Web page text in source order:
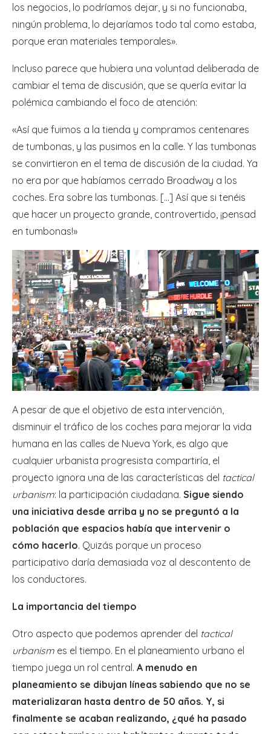
los negocios, lo podríamos dejar, y si no funcionaba,
ningún problema, lo dejaríamos todo tal como estaba,
porque eran materiales temporales».
Incluso parece que hubiera una voluntad deliberada de
cambiar el tema de discusión, que se quería evitar la
polémica cambiando el foco de atención:
«Así que fuimos a la tienda y compramos centenares
de tumbonas, y las pusimos en la calle. Y las tumbonas
se convirtieron en el tema de discusión de la ciudad. Ya
no era por que habíamos cerrado Broadway a los
coches. Era sobre las tumbonas. […] Así que si tenéis
que hacer un proyecto grande, controvertido, ¡pensad
en tumbonas!»
A pesar de que el objetivo de esta intervención,
disminuir el tráfico de los coches para mejorar la vida
humana en las calles de Nueva York, es algo que
cualquier urbanista progresista compartiría, el
proyecto ignora una de las características del tactical
urbanism: la participación ciudadana. Sigue siendo
una iniciativa desde arriba y no se preguntó a la
población que espacios había que intervenir o
cómo hacerlo. Quizás porque un proceso
participativo daría demasiada voz al descontento de
los conductores.
La importancia del tiempo
Otro aspecto que podemos aprender del tactical
urbanism es el tiempo. En el planeamiento urbano el
tiempo juega un rol central. A menudo en
planeamiento se dibujan líneas sabiendo que no se
materializaran hasta dentro de 50 años. Y, si
finalmente se acaban realizando, ¿qué ha pasado